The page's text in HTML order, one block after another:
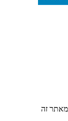
מאתר זה